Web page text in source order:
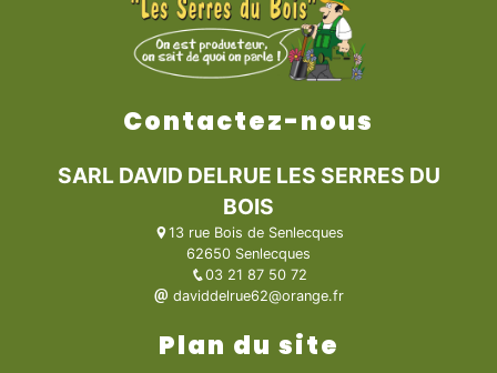
Contactez-nous
SARL DAVID DELRUE LES SERRES DU
BOIS
13 rue Bois de Senlecques
62650 Senlecques
03 21 87 50 72
daviddelrue62@orange.fr
Plan du site